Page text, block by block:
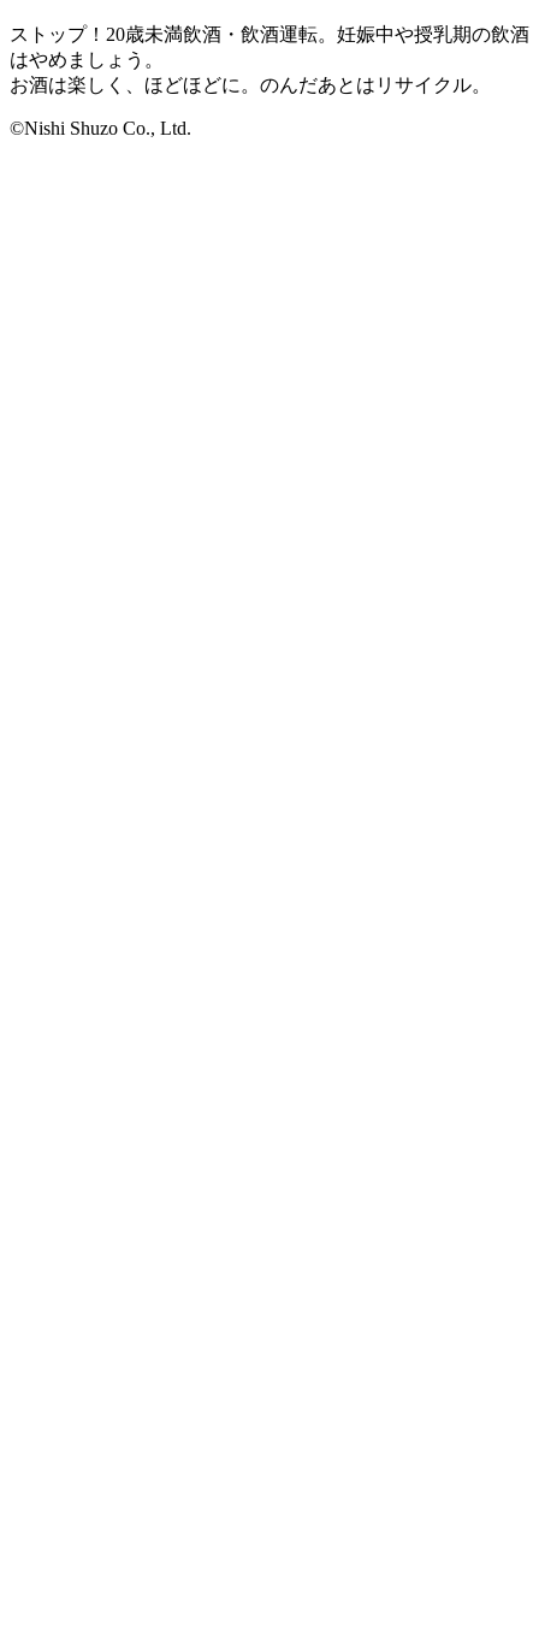
ストップ！20歳未満飲酒・飲酒運転。妊娠中や授乳期の飲酒
はやめましょう。
お酒は楽しく、ほどほどに。のんだあとはリサイクル。
©Nishi Shuzo Co., Ltd.